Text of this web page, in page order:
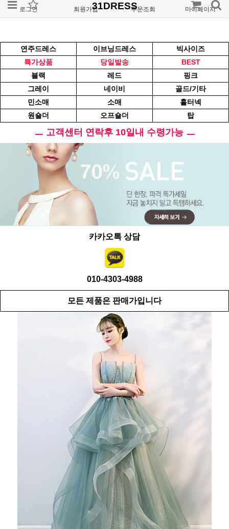
로그인 회원가입 주문조회 마이페이지
31DRESS
연주드레스 이브닝드레스
빅사이즈
특가상품
당일발송
BEST
블랙
레드
핑크
그레이
네이비
골드/기타
민소매
소매
홀터넥
원숄더
오프숄더 탑
ㅡ 고객센터 연락후 10일내 수령가능 ㅡ
카카오톡 상담
010-4303-4988
모든 제품은 판매가입니다